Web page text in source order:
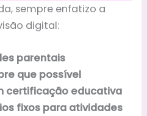
sempre enfatizo a
digital:
parentais
que possível
certificação educativa
fixos para atividades